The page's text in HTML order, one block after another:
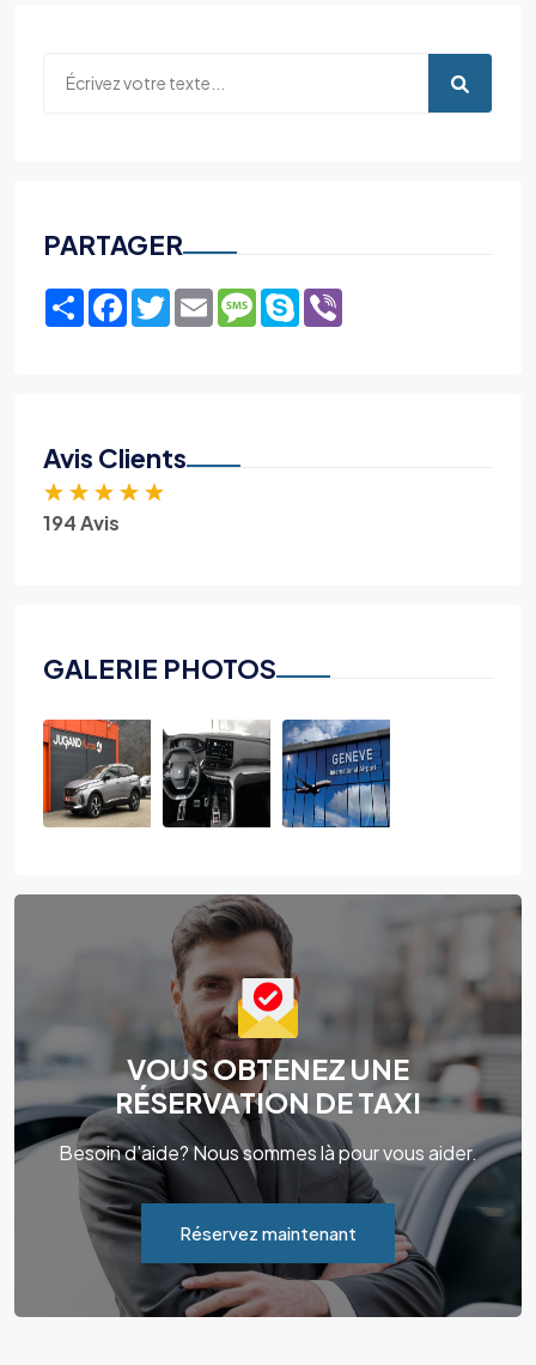
PARTAGER
ShareFacebook
TwitterEmailMessage
Skype
Avis Clients
★ ★ ★ ★ ★
194 Avis
GALERIE PHOTOS
VOUS OBTENEZ UNE
RÉSERVATION DE TAXI
Besoin d'aide? Nous sommes là pour vous aider.
Réservez maintenant